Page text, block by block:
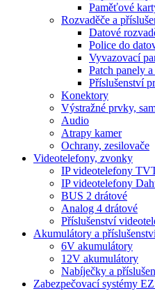
Paměťové
Rozvaděče a
Datové
Police do
Vyvazovací
Patch panely
Příslušenství
Konektory
Výstražné prvky,
Audio
Atrapy kamer
Ochrany, zesilovače
Videotelefony, zvonky
IP videotelefony
IP videotelefony
BUS 2 drátové
Analog 4 drátové
Příslušenství
Akumulátory a
6V akumulátory
12V akumulátory
Nabíječky a
Zabezpečovací systémy